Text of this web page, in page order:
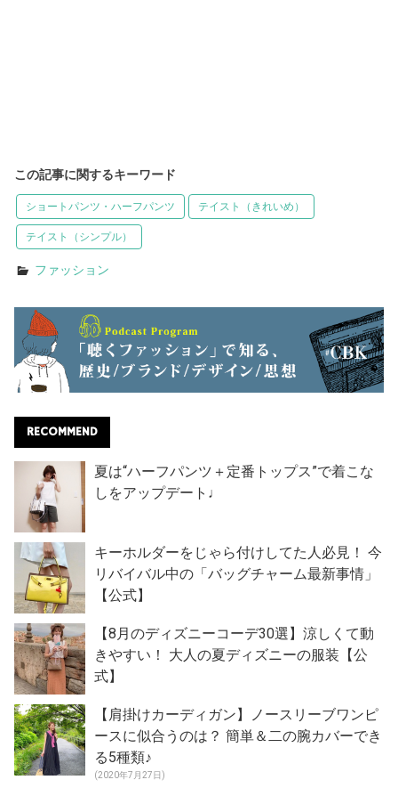
この記事に関するキーワード
ショートパンツ・ハーフパンツ テイスト（きれいめ）
テイスト（シンプル）
ファッション
RECOMMEND
夏は“ハーフパンツ＋定番トップス”で着こな
しをアップデート♩
キーホルダーをじゃら付けしてた人必見！ 今
リバイバル中の「バッグチャーム最新事情」
【公式】
【8月のディズニーコーデ30選】涼しくて動
きやすい！ 大人の夏ディズニーの服装【公
式】
【肩掛けカーディガン】ノースリーブワンピ
ースに似合うのは？ 簡単＆二の腕カバーでき
る5種類♪
(2020年7月27日)